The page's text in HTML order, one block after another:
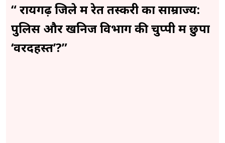
“ रायगढ़ जिले में रेत तस्करी का साम्राज्य:
पुलिस और खनिज विभाग की चुप्पी में छुपा
‘वरदहस्त’?”